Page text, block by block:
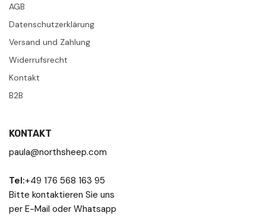
AGB
Datenschutzerklärung
Versand und Zahlung
Widerrufsrecht
Kontakt
B2B
KONTAKT
paula@northsheep.com
Tel:+49 176 568 163 95
Bitte kontaktieren Sie uns
per E-Mail oder Whatsapp